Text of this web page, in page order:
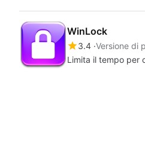
WinLock
3.4 Versione di
Limita il tempo per